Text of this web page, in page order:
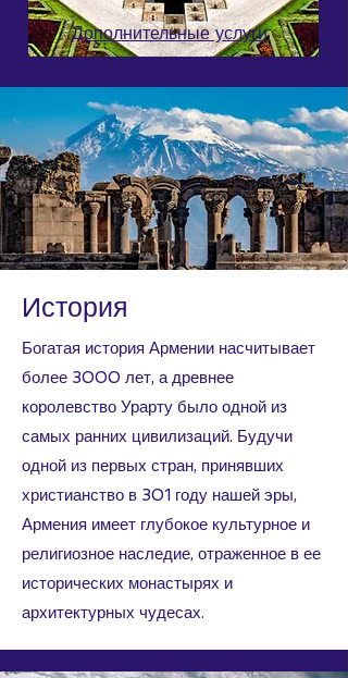
Дополнительные услуги
История
Богатая история Армении насчитывает
более 3000 лет, а древнее
королевство Урарту было одной из
самых ранних цивилизаций. Будучи
одной из первых стран, принявших
христианство в 301 году нашей эры,
Армения имеет глубокое культурное и
религиозное наследие, отраженное в ее
исторических монастырях и
архитектурных чудесах.